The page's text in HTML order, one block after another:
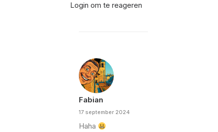
Login om te reageren
Fabian
17 september 2024
Haha